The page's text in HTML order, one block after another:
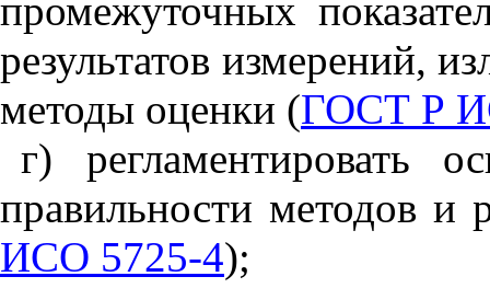
промежуточных
результатов измерений,
методы оценки (ГОСТ Р
г) регламентировать
правильности методов и
ИСО 5725-4);